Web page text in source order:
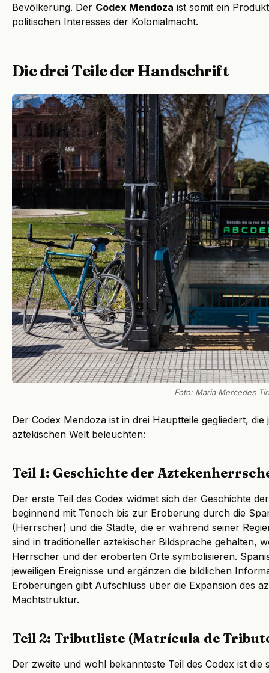
Bevölkerung. Der Codex Mendoza ist somit ein
politischen Interesses der Kolonialmacht.
Die drei Teile der Handschrift
Foto: Maria Mercedes
Der Codex Mendoza ist in drei Hauptteile gegliedert,
aztekischen Welt beleuchten:
Teil 1: Geschichte der
Der erste Teil des Codex widmet sich der Geschichte
beginnend mit Tenoch bis zur Eroberung durch die
(Herrscher) und die Städte, die er während seiner
sind in traditioneller aztekischer Bildsprache gehalten,
Herrscher und der eroberten Orte symbolisieren.
jeweiligen Ereignisse und ergänzen die bildlichen
Eroberungen gibt Aufschluss über die Expansion des
Machtstruktur.
Teil 2: Tributliste (Matrícula de
Der zweite und wohl bekannteste Teil des Codex ist